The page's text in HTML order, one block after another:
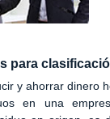
para
y ahorrar dinero
en una